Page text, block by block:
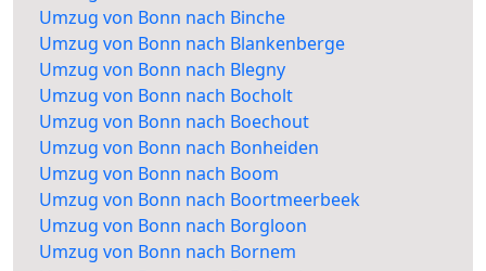
Umzug von Bonn nach Binche
Umzug von Bonn nach Blankenberge
Umzug von Bonn nach Blegny
Umzug von Bonn nach Bocholt
Umzug von Bonn nach Boechout
Umzug von Bonn nach Bonheiden
Umzug von Bonn nach Boom
Umzug von Bonn nach Boortmeerbeek
Umzug von Bonn nach Borgloon
Umzug von Bonn nach Bornem